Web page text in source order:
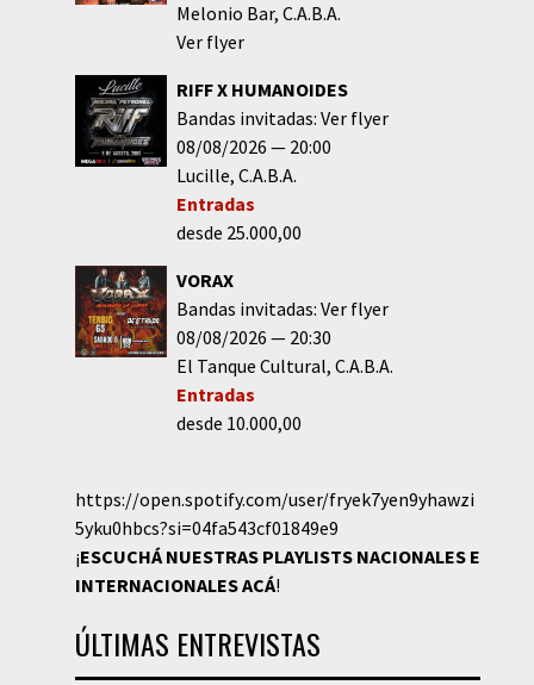
Melonio Bar C.A.B.A.
Ver flyer
RIFF X HUMANOIDES
Bandas invitadas: Ver flyer
08/08/2026
20:00
Lucille C.A.B.A.
Entradas
desde 25.000,00
VORAX
Bandas invitadas: Ver flyer
08/08/2026
20:30
El Tanque Cultural C.A.B.A.
Entradas
desde 10.000,00
https://open.spotify.com/user/fryek7yen9yhawzi
5yku0hbcs?si=04fa543cf01849e9
¡ESCUCHÁ NUESTRAS PLAYLISTS NACIONALES E
INTERNACIONALESACÁ!
ÚLTIMAS ENTREVISTAS